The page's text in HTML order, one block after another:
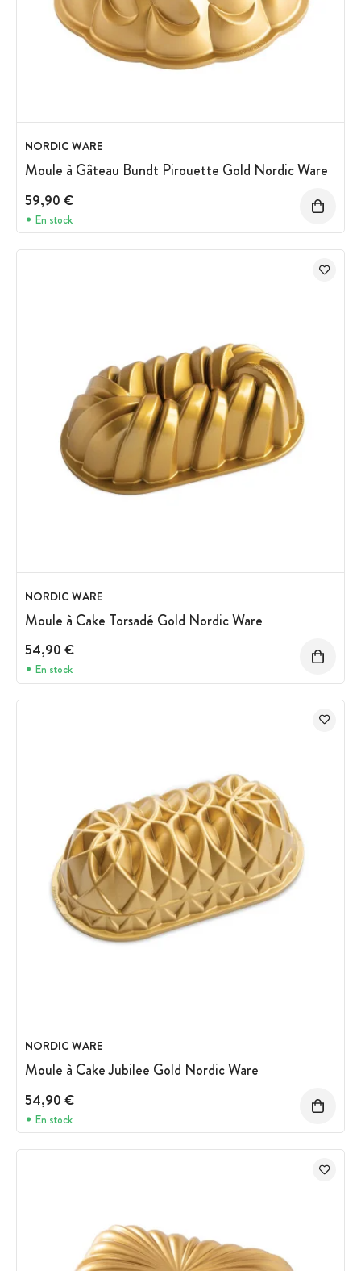
NORDIC WARE
Moule à Gâteau Bundt Pirouette Gold Nordic Ware
59,90 €
En stock
NORDIC WARE
Moule à Cake Torsadé Gold Nordic Ware
54,90 €
En stock
NORDIC WARE
Moule à Cake Jubilee Gold Nordic Ware
54,90 €
En stock